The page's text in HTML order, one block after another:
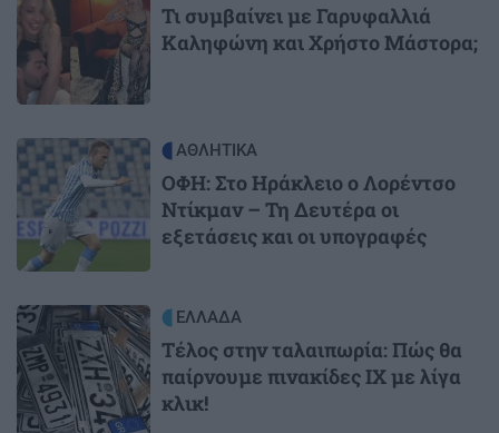
Τι συμβαίνει με Γαρυφαλλιά
Καληφώνη και Χρήστο Μάστορα;
Image ΑΘΛΗΤΙΚΑ
ΟΦΗ: Στο Ηράκλειο ο Λορέντσο
Ντίκμαν – Τη Δευτέρα οι
εξετάσεις και οι υπογραφές
Image ΕΛΛΑΔΑ
Τέλος στην ταλαιπωρία: Πώς θα
παίρνουμε πινακίδες ΙΧ με λίγα
κλικ!